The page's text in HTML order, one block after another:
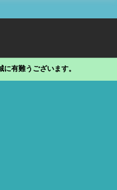
有難うございます。